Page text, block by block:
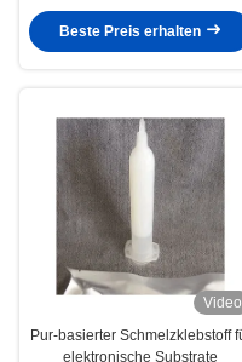
Beste Preis erhalten
Video
Pur-basierter Schmelzklebstoff
elektronische Substrate